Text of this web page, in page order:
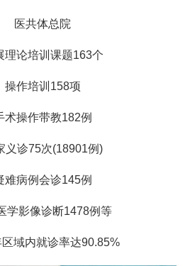
共体总院
论培训课题163个
培训158项
操作带教182例
诊75次(18901例)
病例会诊145例
影像诊断1478例等
内就诊率达90.85%